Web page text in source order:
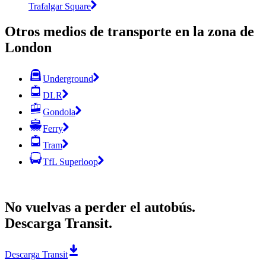
Trafalgar Square
Otros medios de transporte en la zona de
London
Underground
DLR
Gondola
Ferry
Tram
TfL Superloop
No vuelvas a perder el autobús.
Descarga Transit.
Descarga Transit